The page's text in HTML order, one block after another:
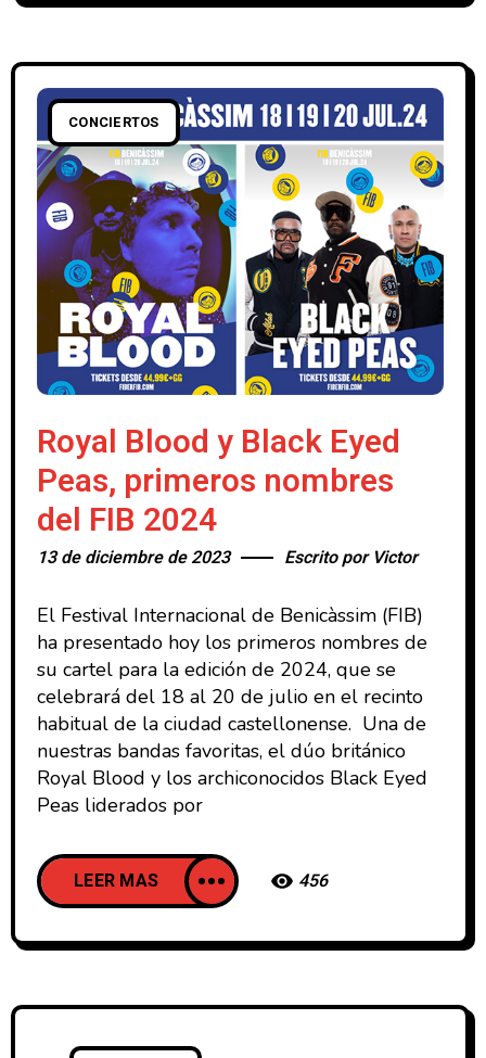
CONCIERTOS
Royal Blood y Black Eyed
Peas, primeros nombres
del FIB 2024
13 de diciembre de 2023 Escrito por Victor
El Festival Internacional de Benicàssim (FIB)
ha presentado hoy los primeros nombres de
su cartel para la edición de 2024, que se
celebrará del 18 al 20 de julio en el recinto
habitual de la ciudad castellonense. Una de
nuestras bandas favoritas, el dúo británico
Royal Blood y los archiconocidos Black Eyed
Peas liderados por
LEER MAS 456